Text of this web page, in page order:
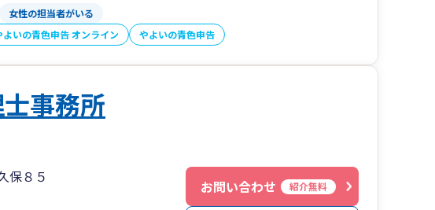
女性の担当者がいる
よいの青色申告 オンライン やよいの青色申告
事務所
保８５
お問い合わせ 紹介無料